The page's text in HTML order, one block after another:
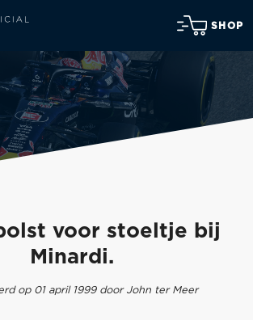
SHOP
voor stoeltje bij
Minardi.
op 01 april 1999 door John ter Meer